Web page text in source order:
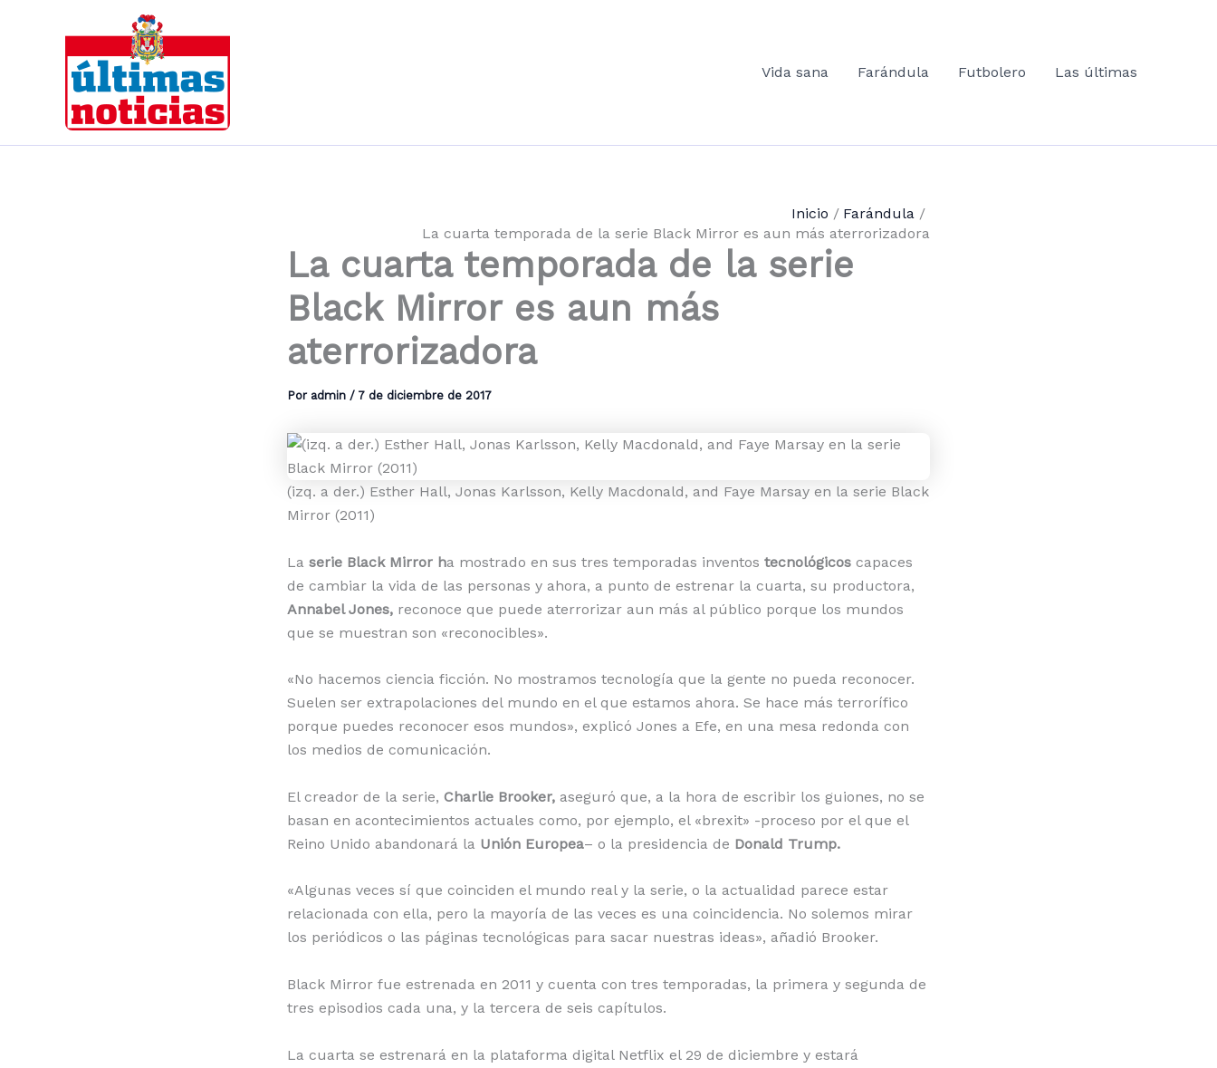
contenido
Vida sana
Farándula Futbolero Las últimas
Inicio
Farándula
La cuarta temporada de la serie Black Mirror es aun más aterrorizadora
La cuarta temporada de la serie
Black Mirror es aun más
aterrorizadora
Por admin / 7 de diciembre de 2017
(izq. a der.) Esther Hall, Jonas Karlsson, Kelly Macdonald, and Faye Marsay en la serie Black
Mirror (2011)
La serie Black Mirror ha mostrado en sus tres temporadas inventos tecnológicos capaces
de cambiar la vida de las personas y ahora, a punto de estrenar la cuarta, su productora,
Annabel Jones, reconoce que puede aterrorizar aun más al público porque los mundos
que se muestran son «reconocibles».
«No hacemos ciencia ficción. No mostramos tecnología que la gente no pueda reconocer.
Suelen ser extrapolaciones del mundo en el que estamos ahora. Se hace más terrorífico
porque puedes reconocer esos mundos», explicó Jones a Efe, en una mesa redonda con
los medios de comunicación.
El creador de la serie, Charlie Brooker, aseguró que, a la hora de escribir los guiones, no se
basan en acontecimientos actuales como, por ejemplo, el «brexit» -proceso por el que el
Reino Unido abandonará la Unión Europea– o la presidencia de Donald Trump.
«Algunas veces sí que coinciden el mundo real y la serie, o la actualidad parece estar
relacionada con ella, pero la mayoría de las veces es una coincidencia. No solemos mirar
los periódicos o las páginas tecnológicas para sacar nuestras ideas», añadió Brooker.
Black Mirror fue estrenada en 2011 y cuenta con tres temporadas, la primera y segunda de
tres episodios cada una, y la tercera de seis capítulos.
La cuarta se estrenará en la plataforma digital Netflix el 29 de diciembre y estará